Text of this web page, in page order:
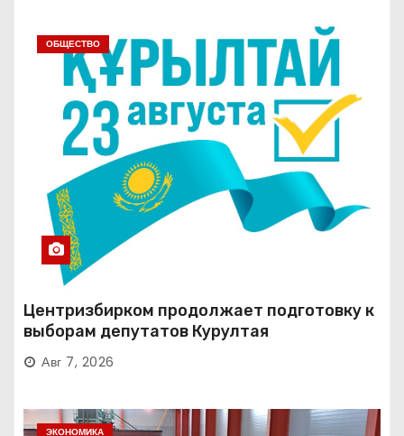
ОБЩЕСТВО
Центризбирком продолжает подготовку к
выборам депутатов Курултая
Авг 7, 2026
ЭКОНОМИКА